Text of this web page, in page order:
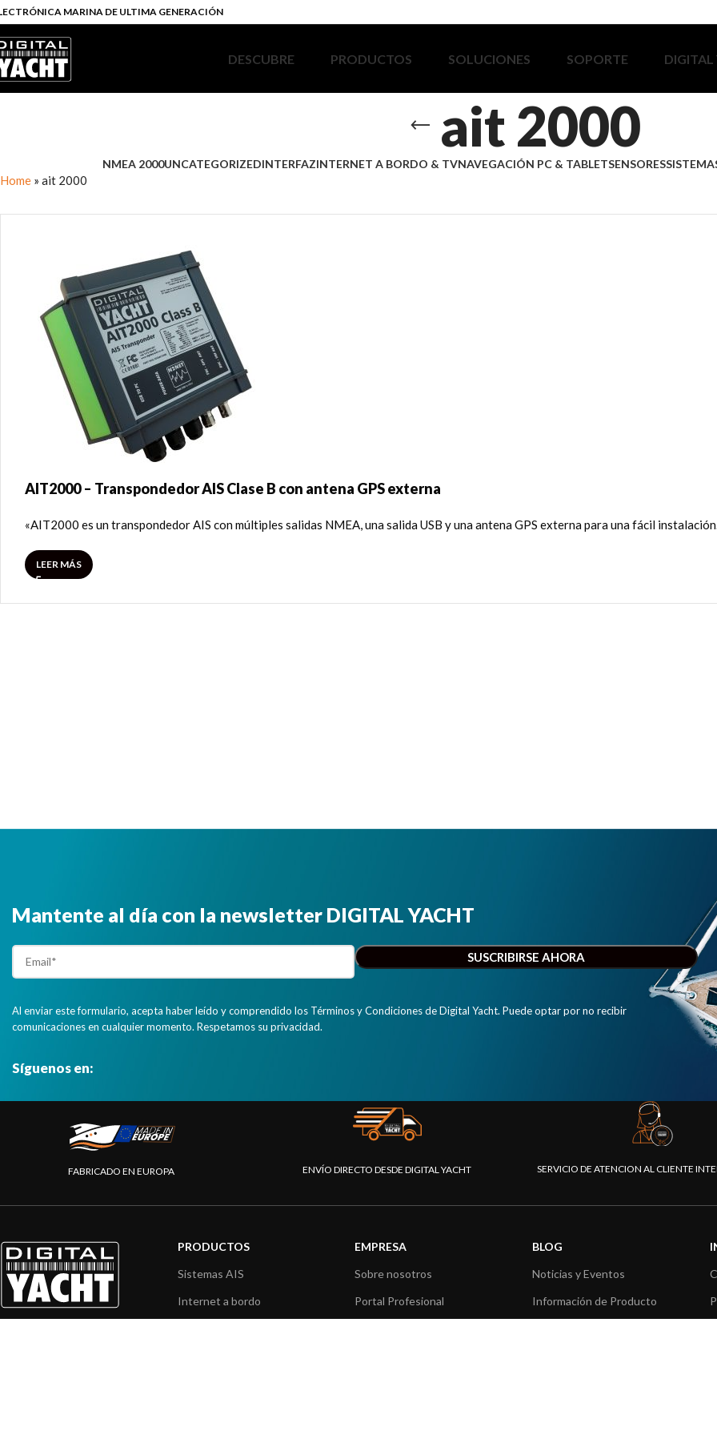
MARINA DE ULTIMA GENERACIÓN
DESCUBRE PRODUCTOS SOLUCIONES SOPORTE DIGITAL
ait 2000
NMEA 2000UNCATEGORIZEDINTERFAZINTERNET A BORDO & TVNAVEGACIÓN PC & TABLETSENSORES
Home » ait 2000
AIT2000 – Transpondedor AIS Clase B con antena GPS externa
«AIT2000 es un transpondedor AIS con múltiples salidas NMEA, una salida USB y una antena GPS externa para una fácil
LEER MÁS
Mantente al día con la newsletter DIGITAL YACHT
Al enviar este formulario, acepta haber leído y comprendido los Términos y Condiciones de Digital Yacht. Puede optar por no recibir
comunicaciones en cualquier momento. Respetamos su privacidad.
Síguenos en:
FABRICADO EN EUROPA ENVÍO DIRECTO DESDE DIGITAL YACHT SERVICIO DE ATENCION AL CLIENTE
PRODUCTOS
Sistemas AIS
Internet a bordo
EMPRESA
Sobre nosotros
Portal Profesional
BLOG
Noticias y Eventos
Información de Producto